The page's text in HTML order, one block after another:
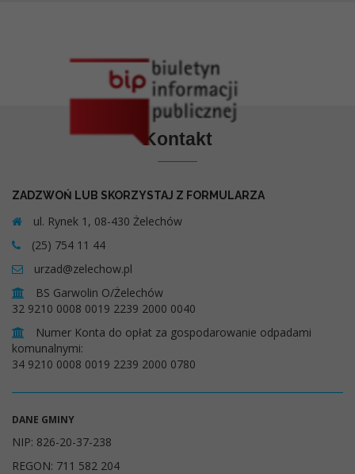
Kontakt
ZADZWOŃ LUB SKORZYSTAJ Z FORMULARZA
ul. Rynek 1, 08-430 Żelechów
(25) 754 11 44
urzad@zelechow.pl
BS Garwolin O/Żelechów
32 9210 0008 0019 2239 2000 0040
Numer Konta do opłat za gospodarowanie odpadami
komunalnymi:
34 9210 0008 0019 2239 2000 0780
DANE GMINY
NIP: 826-20-37-238
REGON: 711 582 204